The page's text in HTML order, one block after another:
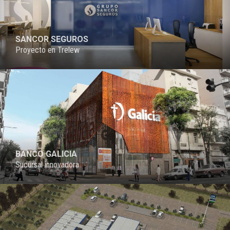
SANCOR SEGUROS
Proyecto en Trelew
BANCO GALICIA
Sucursal innovadora
PROYECTO